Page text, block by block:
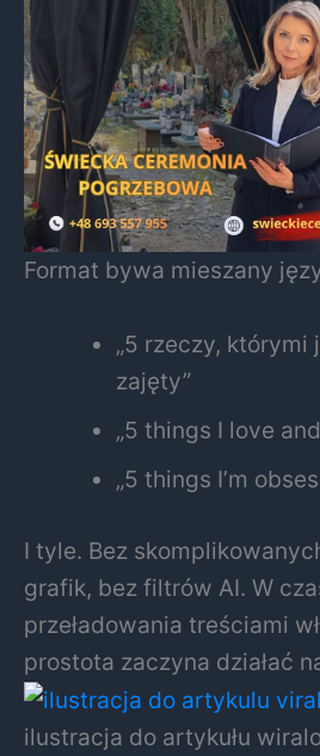
Format bywa mieszany
„5 rzeczy, którymi
zajęty”
„5 things I love
„5 things I’m
I tyle. Bez
grafik, bez filtrów AI. W
przeładowania treściami
prostota zaczyna działać
ilustracja do artykułu